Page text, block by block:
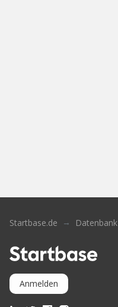
Startbase.de Datenbank
Anmelden